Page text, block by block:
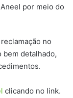
por meio do
no
bem detalhado,
clicando no link.